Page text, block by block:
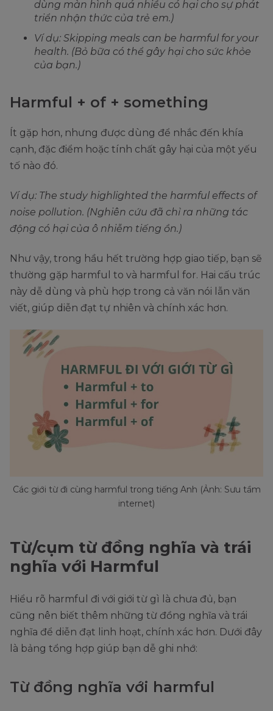
dùng màn hình quá nhiều có hại cho sự phát
triển nhận thức của trẻ em.)
Ví dụ: Skipping meals can be harmful for your
health. (Bỏ bữa có thể gây hại cho sức khỏe
của bạn.)
Harmful + of + something
Ít gặp hơn, nhưng được dùng để nhắc đến khía
cạnh, đặc điểm hoặc tính chất gây hại của một yếu
tố nào đó.
Ví dụ: The study highlighted the harmful effects of
noise pollution. (Nghiên cứu đã chỉ ra những tác
động có hại của ô nhiễm tiếng ồn.)
Như vậy, trong hầu hết trường hợp giao tiếp, bạn sẽ
thường gặp harmful to và harmful for. Hai cấu trúc
này dễ dùng và phù hợp trong cả văn nói lẫn văn
viết, giúp diễn đạt tự nhiên và chính xác hơn.
Các giới từ đi cùng harmful trong tiếng Anh (Ảnh: Sưu tầm
internet)
Từ/cụm từ đồng nghĩa và trái
nghĩa với Harmful
Hiểu rõ harmful đi với giới từ gì là chưa đủ, bạn
cũng nên biết thêm những từ đồng nghĩa và trái
nghĩa để diễn đạt linh hoạt, chính xác hơn. Dưới đây
là bảng tổng hợp giúp bạn dễ ghi nhớ:
Từ đồng nghĩa với harmful